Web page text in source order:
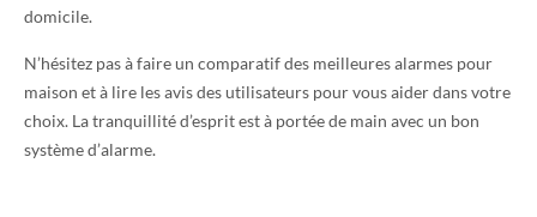
domicile.
N’hésitez pas à faire un comparatif des meilleures alarmes pour
maison et à lire les avis des utilisateurs pour vous aider dans votre
choix. La tranquillité d’esprit est à portée de main avec un bon
système d’alarme.